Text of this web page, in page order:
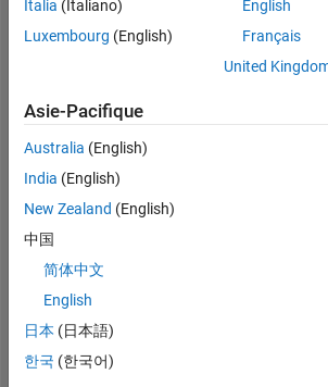
Tableau de bord
CONTRIBUTIONS
-2
-1
0
1
2
3
4
10/22
03/23
08/23
01/24
06/24
11/24
04/25
02/26
07/26
04/23
10/23
04/24
10/24
10/25
Italia (Italiano)
Luxembourg (English)
English
Français
United
Asie-Pacifique
Australia (English)
India (English)
New Zealand (English)
中国
简体中文
English
日本 (日本語)
한국 (한국어)